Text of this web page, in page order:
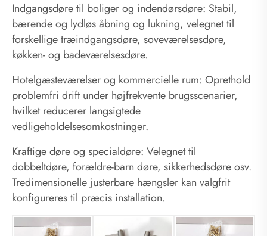
Indgangsdøre til boliger og indendørsdøre: Stabil,
bærende og lydløs åbning og lukning, velegnet til
forskellige træindgangsdøre, soveværelsesdøre,
køkken- og badeværelsesdøre.
Hotelgæsteværelser og kommercielle rum: Oprethold
problemfri drift under højfrekvente brugsscenarier,
hvilket reducerer langsigtede
vedligeholdelsesomkostninger.
Kraftige døre og specialdøre: Velegnet til
dobbeltdøre, forældre-barn døre, sikkerhedsdøre osv.
Tredimensionelle justerbare hængsler kan valgfrit
konfigureres til præcis installation.